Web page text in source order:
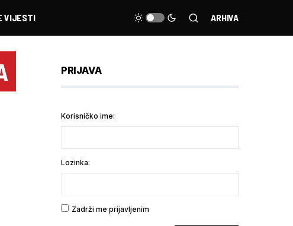
VIJESTI ARHIVA
PRIJAVA
Korisničko ime:
Lozinka:
Zadrži me prijavljenim